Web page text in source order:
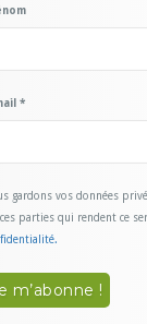
*
gardons vos données
parties qui rendent ce